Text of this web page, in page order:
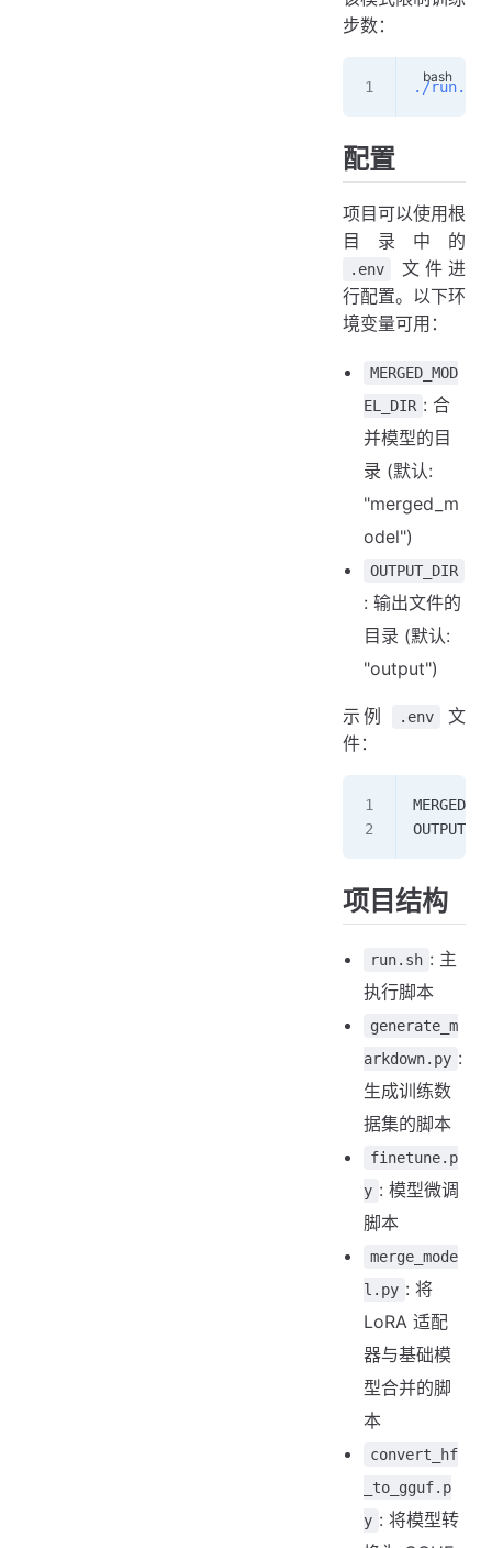
步数：
./run.sh
配置
项目可以使用根
目录中的
.env
文件进
行配置。以下环
境变量可用：
MERGED_MOD
EL_DIR : 合
并模型的目
录 (默认:
"merged_m
odel")
OUTPUT_DIR
: 输出文件的
目录 (默认:
"output")
示例 .env
文
件：
项目结构
run.sh : 主
执行脚本
generate_m
arkdown.py :
生成训练数
据集的脚本
finetune.p
y : 模型微调
脚本
merge_mode
l.py : 将
LoRA 适配
器与基础模
型合并的脚
本
convert_hf
_to_gguf.p
y : 将模型转